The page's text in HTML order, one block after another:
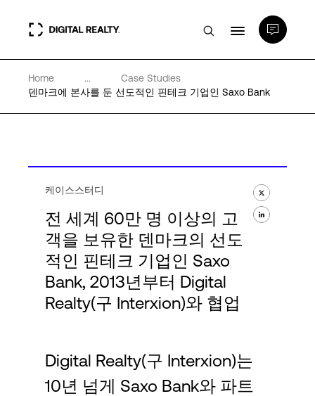
데이터 센터
전문성 및 리소스
소개
로그인
Home ...
Case Studies
덴마크에 본사를 둔 선도적인 핀테크 기업인 Saxo Bank
케이스스터디
전 세계 60만 명 이상의 고
객을 보유한 덴마크의 선도
적인 핀테크 기업인 Saxo
Bank, 2013년부터 Digital
Realty(구 Interxion)와 협업
Digital Realty(구 Interxion)는
10년 넘게 Saxo Bank와 파트